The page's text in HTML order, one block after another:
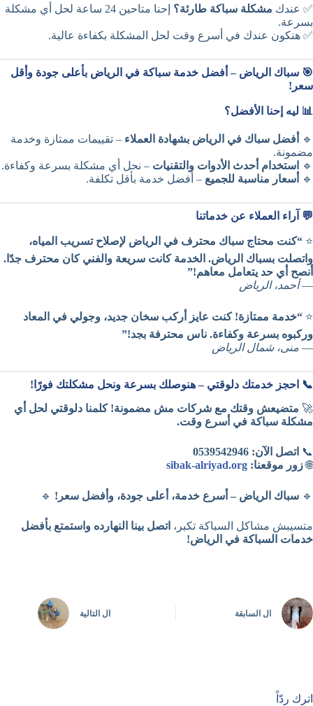
✅ عندك مشكلة سباكة طارئة؟
إحنا متاحين 24 ساعة لحل أي مشكلة
بسرعة.
✅ هنكون عندك في أسرع وقت لحل المشكلة بكفاءة عالية.
🎯 سباك الرياض – أفضل خدمة سباكة في الرياض بأعلى جودة وأقل
سعر!
📊 ليه إحنا الأفضل؟
🔹 أفضل سباك في الرياض بشهادة العملاء – تقييمات ممتازة وخدمة
مضمونة.
🔹
استخدام أحدث الأدوات والتقنيات – نحل أي مشكلة بسرعة وكفاءة.
🔹
أسعار مناسبة للجميع – أفضل خدمة بأقل تكلفة.
💬 آراء العملاء عن خدماتنا
⭐ “كنت محتاج سباك محترف في الرياض لإصلاح تسريب المياه،
واتصلت بسباك الرياض. الخدمة كانت سريعة والفني كان محترف جدًا.
أنصح أي حد يتعامل معاهم!”
—أحمد، الرياض
⭐ “خدمة ممتازة! كنت عايز أركب سخان جديد، وجولي في المعاد
وركبوه بسرعة وكفاءة. ناس محترفة بجد!”
— منى، شمال الرياض
📞 احجز خدمتك دلوقتي – هنوصلك بسرعة ونحل مشكلتك فورًا!
🚀 متضيعش وقتك مع شركات مش مضمونة! كلمنا دلوقتي لحل أي
مشكلة سباكة في أسرع وقت.
📞 اتصل الآن: 0539542946
🌐زور موقعنا: sibak-alriyad.org
🔹 سباك الرياض – أسرع خدمة، أعلى جودة، وأفضل سعر! 🔹
متسيبش مشاكل السباكة تكبر، اتصل بينا النهارده واستمتع بأفضل
خدمات السباكة في الرياض!
ال السابقة ال التالية
اترك ردّاً